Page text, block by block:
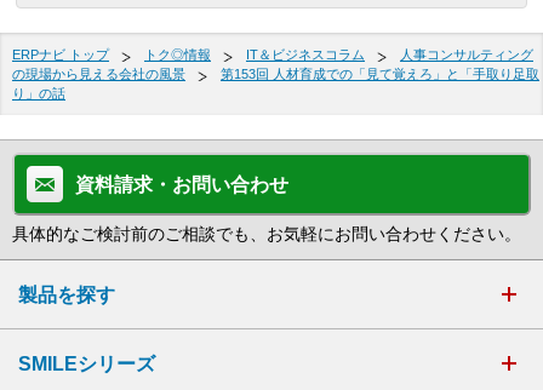
ERPナビ トップ トク◎情報 IT＆ビジネスコラム
人事コンサルティング
の現場から見える会社の風景
第153回 人材育成での「見て覚えろ」と「手取り足取
り」の話
資料請求・お問い合わせ
具体的なご検討前のご相談でも、お気軽にお問い合わせください。
製品を探す
SMILEシリーズ